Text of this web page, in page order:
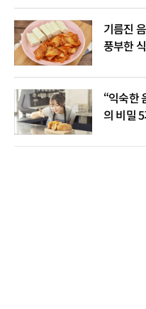
기름진
풍부한
“익숙한
의 비밀